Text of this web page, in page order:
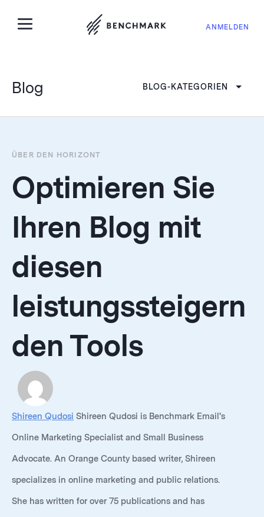
ANMELDEN
Blog BLOG-KATEGORIEN
ÜBER DEN HORIZONT
Optimieren Sie
Ihren Blog mit
diesen
leistungssteigern
den Tools
Shireen Qudosi Shireen Qudosi is Benchmark Email's
Online Marketing Specialist and Small Business
Advocate. An Orange County based writer, Shireen
specializes in online marketing and public relations.
She has written for over 75 publications and has